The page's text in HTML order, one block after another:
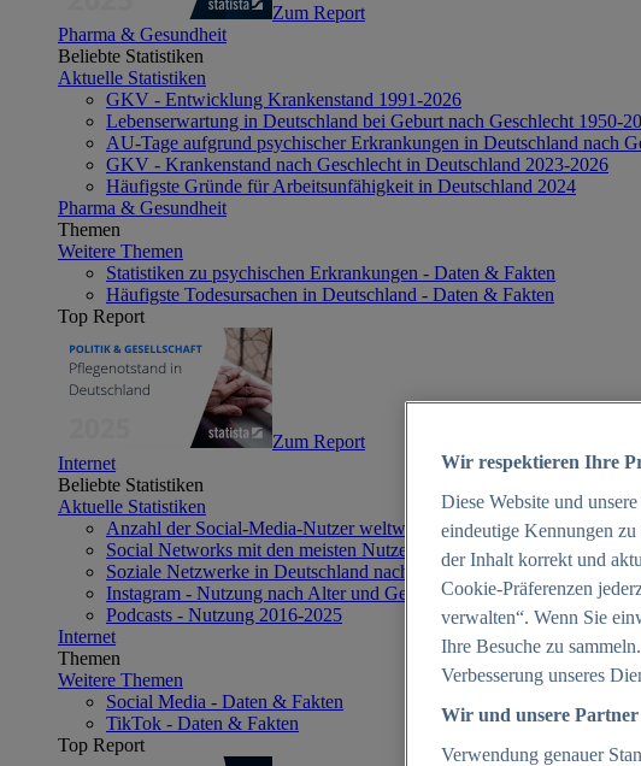
Zum Report
Pharma & Gesundheit
Beliebte Statistiken
Aktuelle Statistiken
GKV - Entwicklung Krankenstand 1991-2026
Lebenserwartung in Deutschland bei Geburt nach Geschlecht 1950-
AU-Tage aufgrund psychischer Erkrankungen in Deutschland nach
GKV - Krankenstand nach Geschlecht in Deutschland 2023-2026
Häufigste Gründe für Arbeitsunfähigkeit in Deutschland 2024
Pharma & Gesundheit
Themen
Weitere Themen
Statistiken zu psychischen Erkrankungen - Daten & Fakten
Häufigste Todesursachen in Deutschland - Daten & Fakten
Top Report
Zum Report
Internet
Beliebte Statistiken
Aktuelle Statistiken
Anzahl der Social-Media-Nutzer weltweit 2012-2025
Social Networks mit den meisten Nutzern weltweit 2025
Soziale Netzwerke in Deutschland nach Generationen 2025
Instagram - Nutzung nach Alter und Geschlecht in Deutschland 2025
Podcasts - Nutzung 2016-2025
Internet
Themen
Weitere Themen
Social Media - Daten & Fakten
TikTok - Daten & Fakten
Top Report
Wir respektieren Ihre
Diese Website und unsere
eindeutige Kennungen
der Inhalt korrekt und
Cookie-Präferenzen
verwalten“. Wenn Sie
Ihre Besuche zu
Verbesserung unseres
Wir und unsere Partner
Verwendung genauer